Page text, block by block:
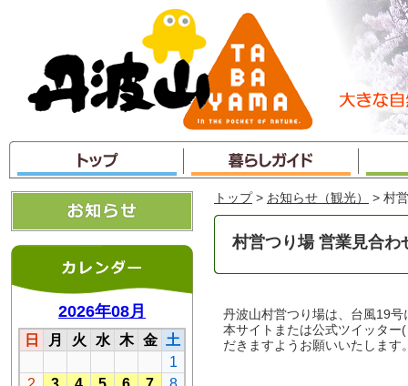
ャ
ン
プ
トップ > お知らせ（観光） > 村
村営つり場 営業見合わ
丹波山村営つり場は、台風19
本サイトまたは公式ツイッタ
だきますようお願いいたします